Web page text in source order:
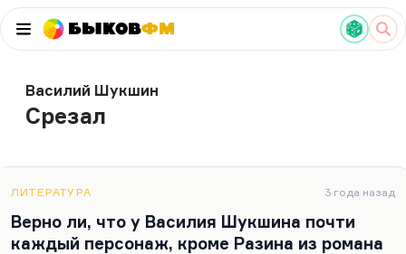
БыковФМ
Василий Шукшин
Срезал
ЛИТЕРАТУРА 3 года назад
Верно ли, что у Василия Шукшина почти
каждый персонаж, кроме Разина из романа